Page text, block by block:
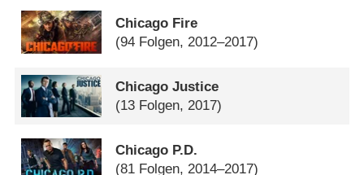
Chicago Fire
(94 Folgen, 2012–2017)
Chicago Justice
(13 Folgen, 2017)
Chicago P.D.
(81 Folgen, 2014–2017)